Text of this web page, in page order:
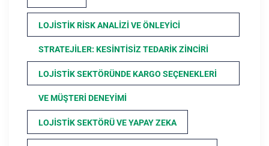
LOJISTIK RISK ANALIZI VE ÖNLEYICI
STRATEJILER: KESINTISIZ TEDARIK ZINCIRI
LOJISTIK SEKTÖRÜNDE KARGO SEÇENEKLERI
VE MÜŞTERI DENEYIMI
LOJISTIK SEKTÖRÜ VE YAPAY ZEKA